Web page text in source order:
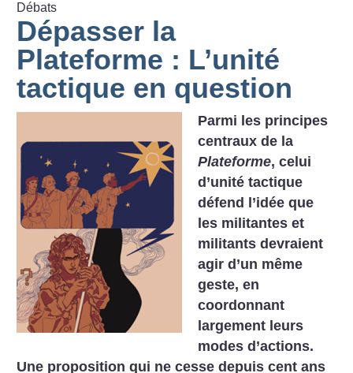
Débats
Dépasser la
Plateforme : L’unité
tactique en question
Parmi les principes
centraux de la
Plateforme, celui
d’unité tactique
défend l’idée que
les militantes et
militants devraient
agir d’un même
geste, en
coordonnant
largement leurs
modes d’actions.
Une proposition qui ne cesse depuis cent ans